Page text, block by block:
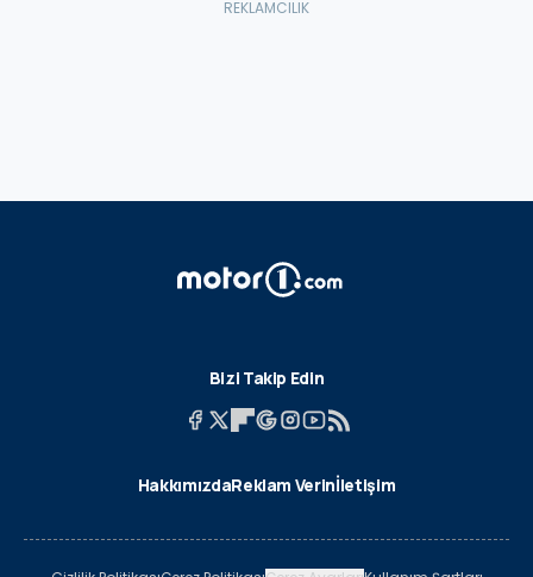
Bizi Takip Edin
HakkımızdaReklam Verinİletişim